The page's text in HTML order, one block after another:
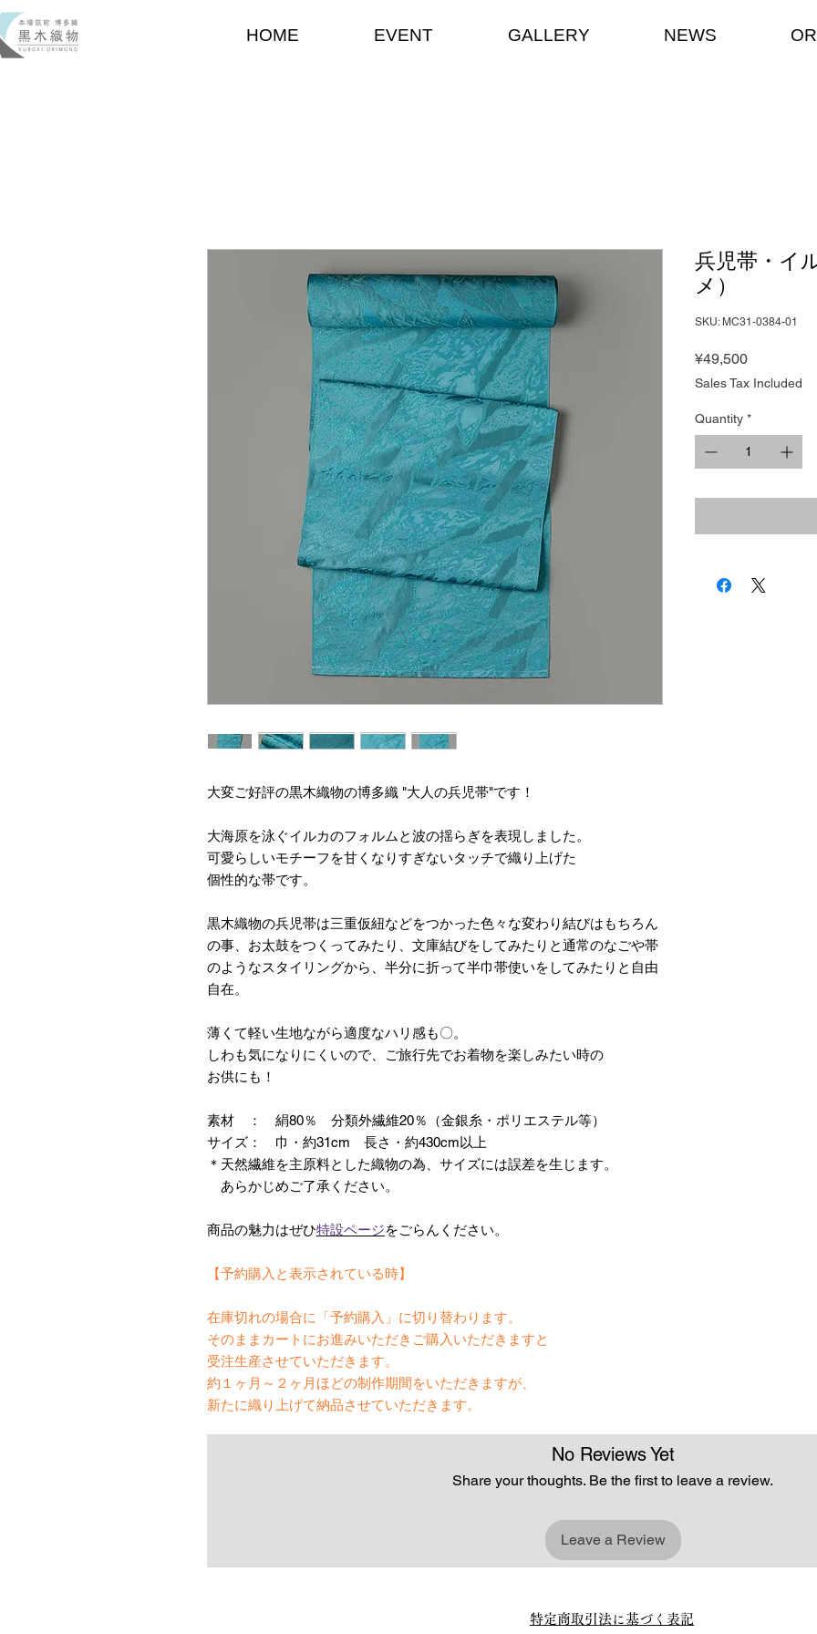
HOME EVENT GALLERY NEWS
大変ご好評の黒木織物の博多織 "大人の兵児帯"です！
大海原を泳ぐイルカのフォルムと波の揺らぎを表現しました。
可愛らしいモチーフを甘くなりすぎないタッチで織り上げた
個性的な帯です。
黒木織物の兵児帯は三重仮紐などをつかった色々な変わり結びはもちろん
の事、お太鼓をつくってみたり、文庫結びをしてみたりと通常のなごや帯
のようなスタイリングから、半分に折って半巾帯使いをしてみたりと自由
自在。
薄くて軽い生地ながら適度なハリ感も〇。
しわも気になりにくいので、ご旅行先でお着物を楽しみたい時の
お供にも！
素材 ： 絹80％ 分類外繊維20％（金銀糸・ポリエステル等）
サイズ： 巾・約31cm 長さ・約430cm以上
＊天然繊維を主原料とした織物の為、サイズには誤差を生じます。
あらかじめご了承ください。
商品の魅力はぜひ特設ページをごらんください。
【予約購入と表示されている時】
在庫切れの場合に「予約購入」に切り替わります。
そのままカートにお進みいただきご購入いただきますと
受注生産させていただきます。
約１ヶ月～２ヶ月ほどの制作期間をいただきますが、
新たに織り上げて納品させていただきます。
兵児帯・イ
メ）
SKU: MC31-0384-01
¥49,500Price
Sales Tax Included
Quantity *
No Reviews Yet
Share your thoughts. Be the first to leave a review.
Leave a Review
特定商取引法に基づく表記